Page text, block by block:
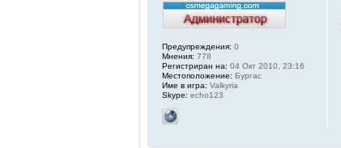
Предупреждения: 0
Мнения: 778
Регистриран на: 04 Окт 2010, 23:16
Местоположение: Бургас
Име в игра: Valkyria
Skype: echo123